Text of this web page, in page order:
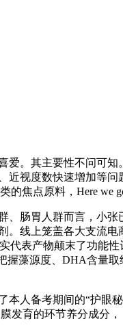
爱。其主要性不问可知。
视度数快速增加等
焦点原料，Here we
胃人群而言，小张
线上笼盖各大支流
代表产物颠末了功能
藻源度、DHA含量
备考期间的“护眼
发育的环节养分成分，